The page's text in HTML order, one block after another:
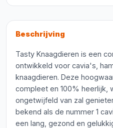
Beschrijving
Tasty Knaagdieren is een
ontwikkeld voor cavia's,
knaagdieren. Deze
compleet en 100% heerlijk,
ongetwijfeld van zal
bekend als de nummer 1
een lang, gezond en